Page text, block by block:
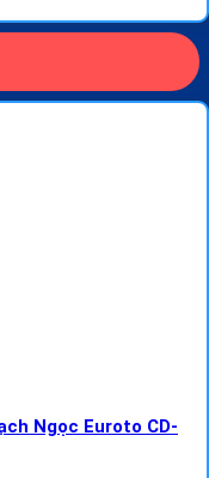
Ngọc Euroto CD-